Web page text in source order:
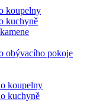
koupelny
kuchyně
obývacího pokoje
koupelny
kuchyně